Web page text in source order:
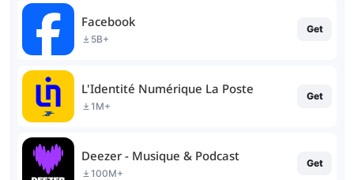
Facebook
5B+
Get
L'Identité Numérique La Poste
1M+
Get
Deezer - Musique & Podcast
100M+
Get